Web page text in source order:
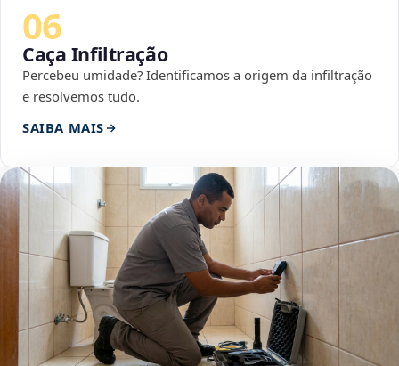
06
Caça Infiltração
Percebeu umidade? Identificamos a origem da infiltração
e resolvemos tudo.
SAIBA MAIS